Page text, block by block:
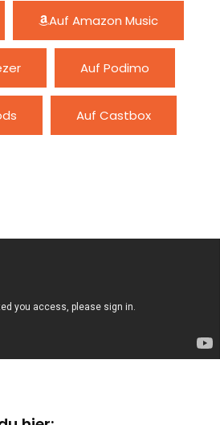
Auf Amazon Music
Auf Podimo
Auf Castbox